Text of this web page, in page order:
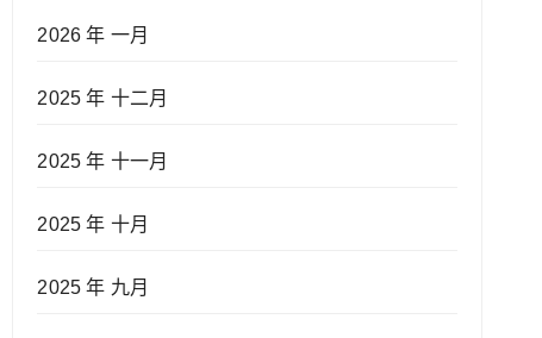
2026 年 一月
2025 年 十二月
2025 年 十一月
2025 年 十月
2025 年 九月